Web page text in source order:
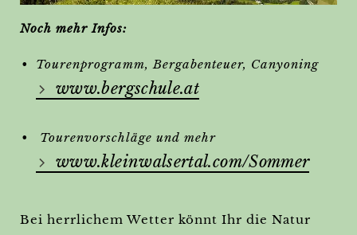
Bei herrlichem Wetter könnt Ihr die Natur
Noch mehr Infos:
Tourenprogramm, Bergabenteuer, Canyoning
www.bergschule.at
Tourenvorschläge und mehr
www.kleinwalsertal.com/Sommer